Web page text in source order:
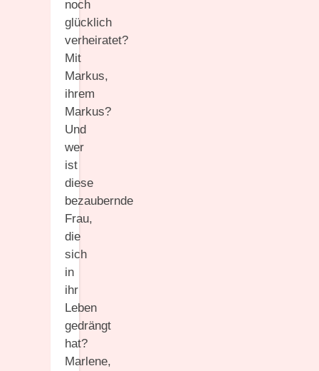
noch
glücklich
verheiratet?
Mit
Markus,
ihrem
Markus?
Und
wer
ist
diese
bezaubernde
Frau,
die
sich
in
ihr
Leben
gedrängt
hat?
Marlene,